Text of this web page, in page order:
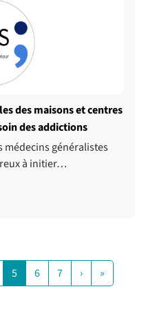
des maisons et centres
des addictions
médecins généralistes
à initier…
5 6 7 › »